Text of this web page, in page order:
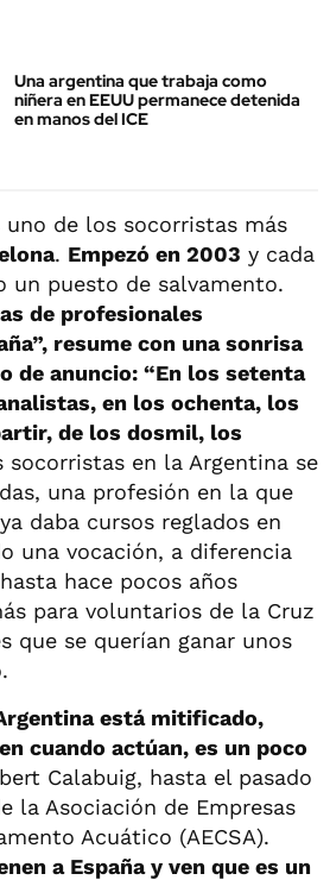
Una argentina que trabaja como
niñera en EEUU permanece detenida
en manos del ICE
uno de los socorristas más
. Empezó en 2003 y cada
un puesto de salvamento.
de profesionales
resume con una sonrisa
de anuncio: “En los setenta
en los ochenta, los
de los dosmil, los
socorristas en la Argentina se
una profesión en la que
daba cursos reglados en
una vocación, a diferencia
hace pocos años
para voluntarios de la Cruz
que se querían ganar unos
está mitificado,
cuando actúan, es un poco
Calabuig, hasta el pasado
la Asociación de Empresas
Acuático (AECSA).
a España y ven que es un